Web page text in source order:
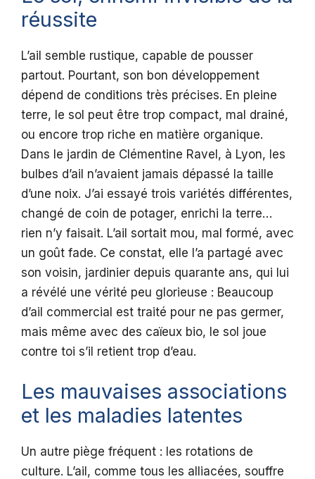
réussite
L’ail semble rustique, capable de pousser
partout. Pourtant, son bon développement
dépend de conditions très précises. En pleine
terre, le sol peut être trop compact, mal drainé,
ou encore trop riche en matière organique.
Dans le jardin de Clémentine Ravel, à Lyon, les
bulbes d’ail n’avaient jamais dépassé la taille
d’une noix. J’ai essayé trois variétés différentes,
changé de coin de potager, enrichi la terre…
rien n’y faisait. L’ail sortait mou, mal formé, avec
un goût fade. Ce constat, elle l’a partagé avec
son voisin, jardinier depuis quarante ans, qui lui
a révélé une vérité peu glorieuse : Beaucoup
d’ail commercial est traité pour ne pas germer,
mais même avec des caïeux bio, le sol joue
contre toi s’il retient trop d’eau.
Les mauvaises associations
et les maladies latentes
Un autre piège fréquent : les rotations de
culture. L’ail, comme tous les alliacées, souffre